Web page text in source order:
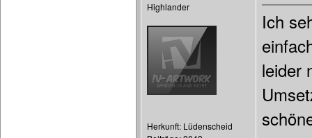
Highlander
Herkunft: Lüdenscheid
Ich
leider